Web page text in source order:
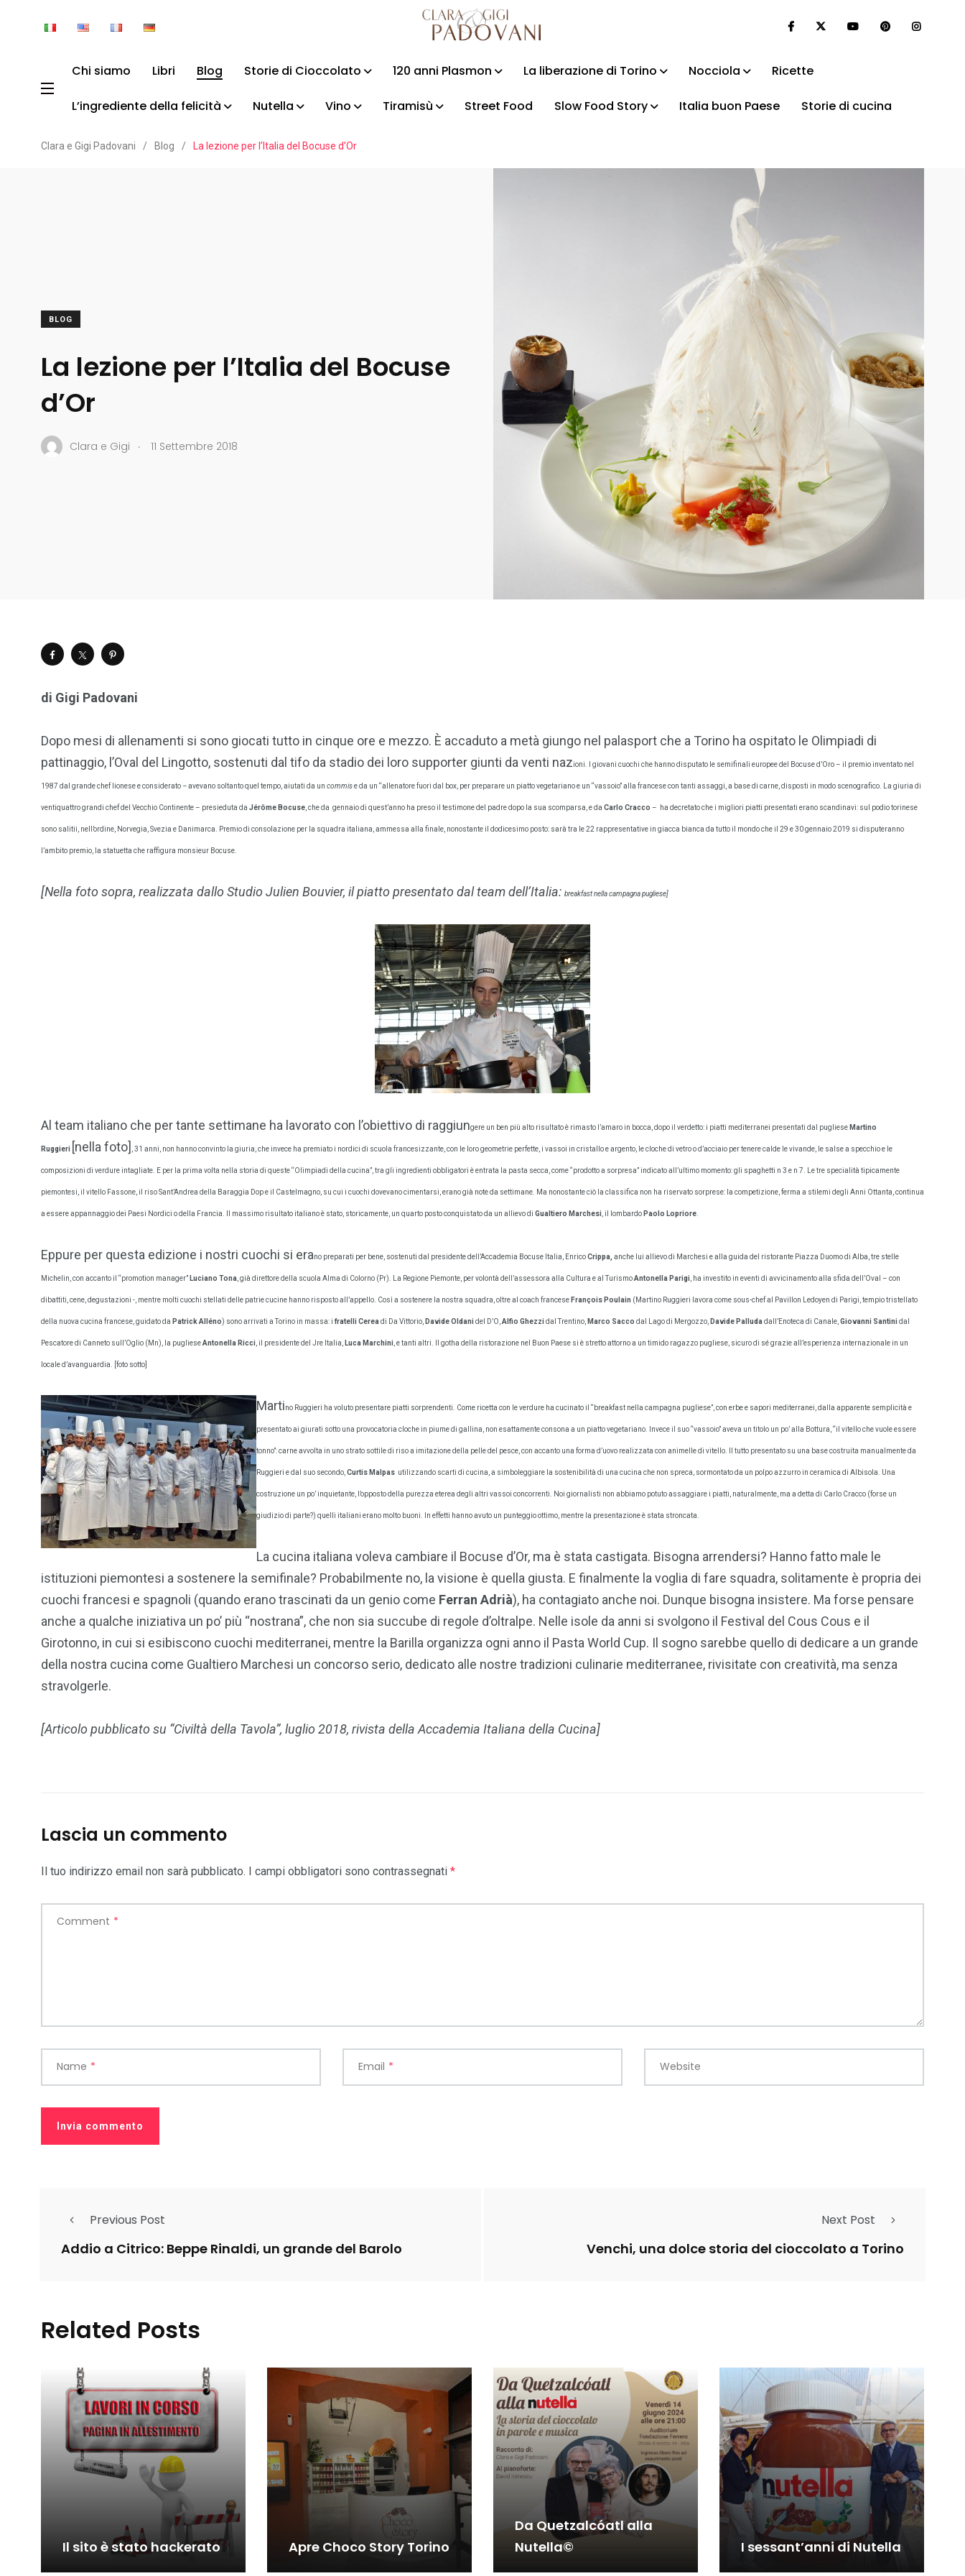
Chi siamo Libri Blog Storie di Cioccolato 120 anni Plasmon La liberazione di Torino Nocciola Ricette
L’ingrediente della felicità Nutella Vino Tiramisù Street Food Slow Food Story Italia buon Paese Storie di cucina
Clara e Gigi Padovani / Blog / La lezione per l’Italia del Bocuse d’Or
BLOG
La lezione per l’Italia del Bocuse
d’Or
Clara e Gigi . 11 Settembre 2018
di Gigi Padovani
Dopo mesi di allenamenti si sono giocati tutto in cinque ore e mezzo. È accaduto a metà giungo nel palasport che a Torino ha ospitato le Olimpiadi di
pattinaggio, l’Oval del Lingotto, sostenuti dal tifo da stadio dei loro supporter giunti da venti nazioni. I giovani cuochi che hanno disputato le semifinali europee del Bocuse d’Oro – il premioinventato nel
1987 dal grande chef lionese e considerato –avevano soltanto quel tempo, aiutati da un commise da un “allenatore fuori dal box, per preparare un piatto vegetariano e un “vassoio” alla francese con tanti assaggi, a base di carne, disposti in modo scenografico. La giuria di
ventiquattro grandi chef del Vecchio Continente – presieduta da Jérôme Bocuse , che da gennaio di quest’anno ha preso il testimone del padre dopo la sua scomparsa, e da Carlo Cracco – ha decretato che i migliori piatti presentati erano scandinavi: sul podio torinese
sono salitii, nell’ordine, Norvegia, Svezia e Danimarca. Premio di consolazione per la squadra italiana, ammessa alla finale, nonostante il dodicesimo posto: sarà tra le 22 rappresentative in giacca bianca da tutto il mondo che il 29 e 30 gennaio 2019 si disputeranno
l’ambito premio, la statuetta che raffigura monsieur Bocuse.
[Nella foto sopra, realizzata dallo Studio Julien Bouvier, il piatto presentato dal team dell’Italia: breakfast nella campagna pugliese]
Al team italiano che per tante settimane ha lavorato con l’obiettivo di raggiungere un ben più alto risultato è rimasto l’amaro in bocca, dopo il verdetto: i piatti mediterranei presentati dal pugliese Martino
Ruggieri [nella foto] , 31 anni, non hanno convinto la giuria, che invece ha premiato i nordici di scuola francesizzante, con le loro geometrie perfette, i vassoi in cristallo e argento, le cloche di vetro o d’acciaio per tenere calde le vivande, le salse a specchio e le
composizioni di verdure intagliate. E per la prima volta nella storia di queste “Olimpiadi della cucina”, tra gli ingredienti obbligatori è entrata la pasta secca, come “prodotto a sorpresa” indicato all’ultimo momento: gli spaghetti n 3 e n 7. Le tre specialità tipicamente
piemontesi, il vitello Fassone, il riso Sant’Andrea della Baraggia Dop e il Castelmagno, su cui i cuochi dovevano cimentarsi, erano già note da settimane. Ma nonostante ciò la classifica non ha riservato sorprese: la competizione, ferma a stilemi degli Anni Ottanta, continua
a essere appannaggio dei Paesi Nordici o della Francia. Il massimo risultato italiano è stato, storicamente, un quarto posto conquistato da un allievo di Gualtiero Marchesi , il lombardo Paolo Lopriore
Eppure per questa edizione i nostri cuochi si erano preparati per bene, sostenuti dal presidente dell’Accademia Bocuse Italia, EnricoCrippa, anche lui allievo di Marchesi e alla guida del ristorante Piazza Duomo di Alba, tre stelle
Michelin, con accanto il “promotion manager” Luciano Tona , già direttore della scuola Alma di Colorno (Pr). La Regione Piemonte, per volontà dell’assessora alla Cultura e al TurismoAntonella Parigi , ha investito in eventi di avvicinamento alla sfida dell’Oval – con
dibattiti, cene, degustazioni -, mentre molti cuochi stellati delle patrie cucine hanno risposto all’appello. Così a sostenere la nostra squadra, oltre al coach francese François Poul ain (Martino Ruggieri lavora come sous-chef al Pavillon Ledoyen di Parigi, tempio tristellato
della nuova cucina francese, guidato da Patrick Alléno) sono arrivati a Torino in massa: i fratelli Cerea di Da Vittorio, Davide Oldani del D’O, Alfio Ghezzi dal Trentino, Marco Sacco dal Lago di Mergozzo, Davide Palluda dall’Enoteca di Canale, Giovanni Santini dal
Pescatore di Canneto sull’Oglio (Mn), la puglieseAntonella Ricci , il presidente del Jre Italia, Luca Marchini , e tanti altri. Il gotha della ristorazione nel Buon Paese si è stretto attorno a un timido ragazzo pugliese, sicuro di sé grazie all’esperienza internazionale in un
locale d’avanguardia. [foto sotto]
Martino Ruggieri ha voluto presentare piatti sorprendenti. Come ricetta con le verdure ha cucinato il “breakfast nella campagna pugliese”, con erbe e sapori mediterranei, dalla apparente semplicità e
presentato ai giurati sotto una provocatoria cloche in piume di gallina, non esattamente consona a un piatto vegetariano. Invece il suo “vassoio” aveva un titolo un po’ alla Bottura, “il vitello che vuole essere
tonno”: carne avvolta in uno strato sottile di riso a imitazione della pelle del pesce, con accanto una forma d’uovo realizzata con animelle di vitello. Il tutto presentato su una base costruita manualmente da
Ruggieri e dal suo secondo, Curtis Malpas utilizzando scarti di cucina, a simboleggiare la sostenibilità di una cucina che non spreca, sormontato da un polpo azzurro in ceramica di Albisola. Una
costruzione un po’ inquietante, l’opposto della purezza eterea degli altri vassoi concorrenti. Noi giornalisti non abbiamo potuto assaggiare i piatti, naturalmente, ma a detta di Carlo Cracco (forse un
giudizio di parte?) quelli italiani erano molto buoni. In effetti hanno avuto un punteggio ottimo, mentre la presentazione è stata stroncata.
La cucina italiana voleva cambiare il Bocuse d’Or, ma è stata castigata. Bisogna arrendersi? Hanno fatto male le
istituzioni piemontesi a sostenere la semifinale? Probabilmente no, la visione è quella giusta. E finalmente la voglia di fare squadra, solitamente è propria dei
cuochi francesi e spagnoli (quando erano trascinati da un genio come Ferran Adrià), ha contagiato anche noi. Dunque bisogna insistere. Ma forse pensare
anche a qualche iniziativa un po’ più “nostrana”, che non sia succube di regole d’oltralpe. Nelle isole da anni si svolgono il Festival del Cous Cous e il
Girotonno, in cui si esibiscono cuochi mediterranei, mentre la Barilla organizza ogni anno il Pasta World Cup. Il sogno sarebbe quello di dedicare a un grande
della nostra cucina come Gualtiero Marchesi un concorso serio, dedicato alle nostre tradizioni culinarie mediterranee, rivisitate con creatività, ma senza
stravolgerle.
[Articolo pubblicato su “Civiltà della Tavola”, luglio 2018, rivista della Accademia Italiana della Cucina]
Lascia un commento
Il tuo indirizzo email non sarà pubblicato. I campi obbligatori sono contrassegnati *
Comment *
Name * Email * Website
Previous Post
Addio a Citrico: Beppe Rinaldi, un grande del Barolo
Next Post
Venchi, una dolce storia del cioccolato a Torino
Related Posts
Il sito è stato hackerato Apre Choco Story Torino
Da Quetzalcóatl alla
Nutella©
I sessant’anni di Nutella